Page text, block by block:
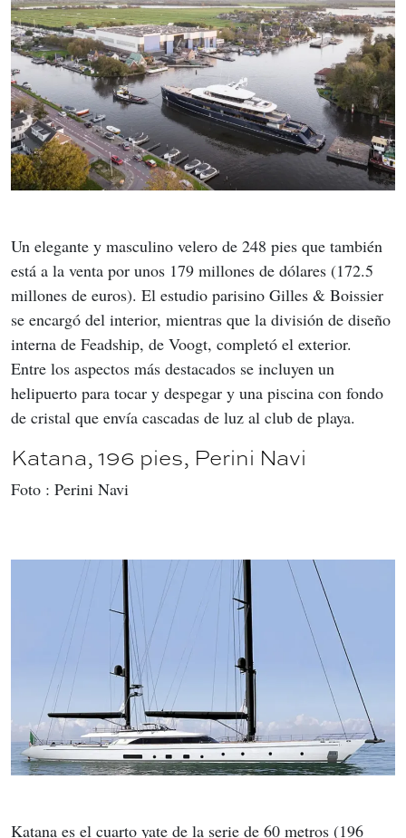
Un elegante y masculino velero de 248 pies que también
está a la venta por unos 179 millones de dólares (172.5
millones de euros). El estudio parisino Gilles & Boissier
se encargó del interior, mientras que la división de diseño
interna de Feadship, de Voogt, completó el exterior.
Entre los aspectos más destacados se incluyen un
helipuerto para tocar y despegar y una piscina con fondo
de cristal que envía cascadas de luz al club de playa.
Katana, 196 pies, Perini Navi
Foto : Perini Navi
Katana es el cuarto yate de la serie de 60 metros (196